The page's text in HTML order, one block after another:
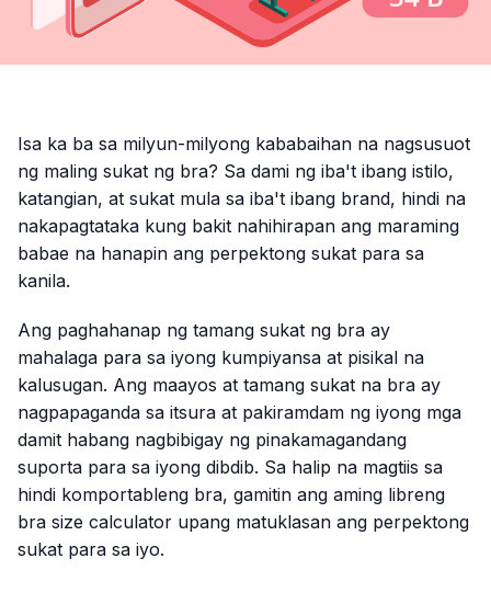
Isa ka ba sa milyun-milyong kababaihan na nagsusuot
ng maling sukat ng bra? Sa dami ng iba't ibang istilo,
katangian, at sukat mula sa iba't ibang brand, hindi na
nakapagtataka kung bakit nahihirapan ang maraming
babae na hanapin ang perpektong sukat para sa
kanila.
Ang paghahanap ng tamang sukat ng bra ay
mahalaga para sa iyong kumpiyansa at pisikal na
kalusugan. Ang maayos at tamang sukat na bra ay
nagpapaganda sa itsura at pakiramdam ng iyong mga
damit habang nagbibigay ng pinakamagandang
suporta para sa iyong dibdib. Sa halip na magtiis sa
hindi komportableng bra, gamitin ang aming libreng
bra size calculator upang matuklasan ang perpektong
sukat para sa iyo.